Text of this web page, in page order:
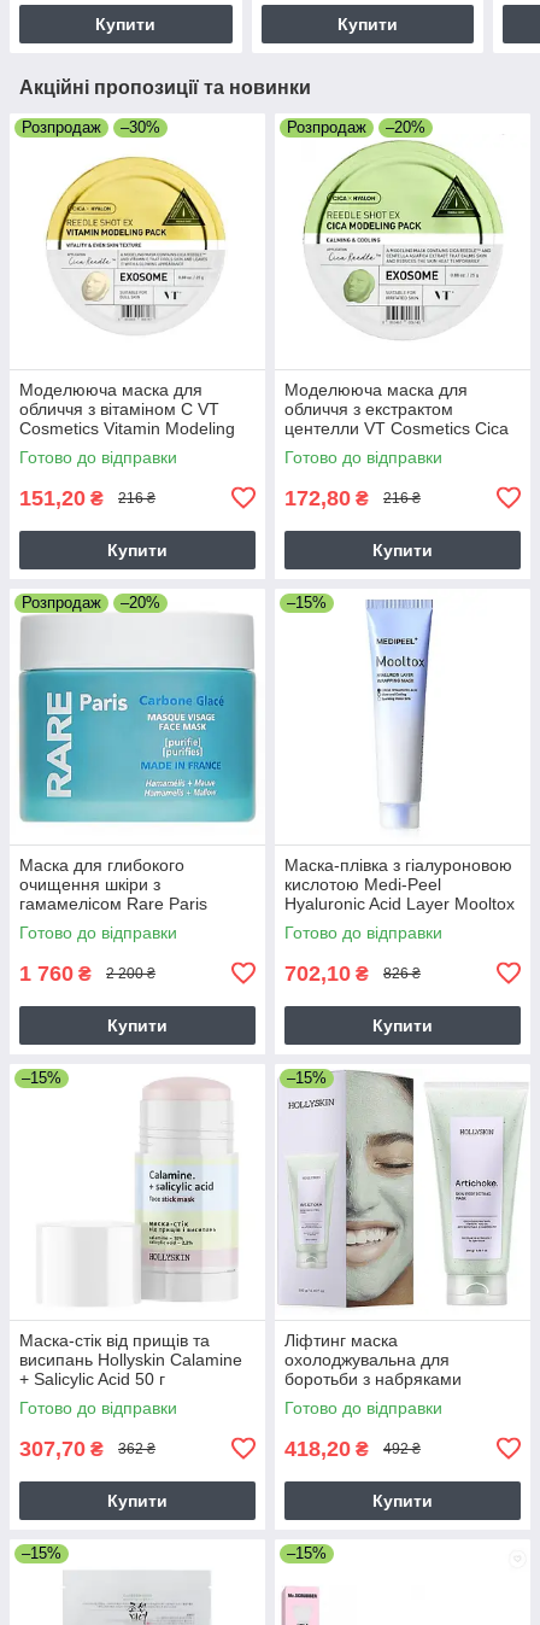
Купити Купити
Акційні пропозиції та новинки
Розпродаж –30%
Моделююча маска для
обличчя з вітаміном С VT
Cosmetics Vitamin Modeling
Pack 25 г
Готово до відправки
151,20 ₴ 216 ₴
Купити
Розпродаж –20%
Моделююча маска для
обличчя з екстрактом
центелли VT Cosmetics Cica
Modeling Pack 25 г
Готово до відправки
172,80 ₴ 216 ₴
Купити
Розпродаж –20%
Маска для глибокого
очищення шкіри з
гамамелісом Rare Paris
Carbone Glace Creamy Face
Mask 80 мл
Готово до відправки
1 760 ₴ 2 200 ₴
Купити
–15%
Маска-плівка з гіалуроновою
кислотою Medi-Peel
Hyaluronic Acid Layer Mooltox
Wrapping Mask 70 мл
Готово до відправки
702,10 ₴ 826 ₴
Купити
–15%
Маска-стік від прищів та
висипань Hollyskin Calamine
+ Salicylic Acid 50 г
Готово до відправки
307,70 ₴ 362 ₴
Купити
–15%
Ліфтинг маска
охолоджувальна для
боротьби з набряками
Hollyskin Artichoke Skin
Perfecting 250 мл
Готово до відправки
418,20 ₴ 492 ₴
Купити
–15% –15%